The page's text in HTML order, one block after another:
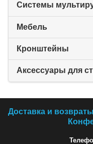
Системы
Мебель
Кронштейны
Аксессуары для
Доставка и возвраты